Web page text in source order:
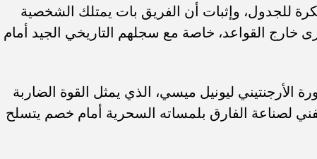
للجدول، وإثبات أن الفريق بات يمتلك الشخصية
خارج القواعد، خاصة مع سجلهم التاريخي الجيد أمام
الأرجنتيني ليونيل ميسي، الذي يمثل القوة الضاربة
لصناعة الفارق بلمساته السحرية أمام خصم يتسلح